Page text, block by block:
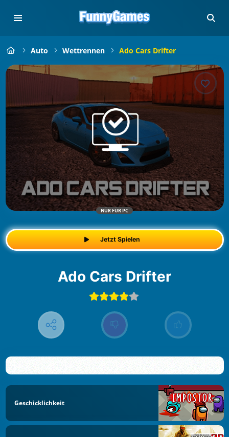
Auto Wettrennen Ado Cars Drifter
NÜR FÜR PC
Jetzt Spielen
Ado Cars Drifter
Geschicklichkeit